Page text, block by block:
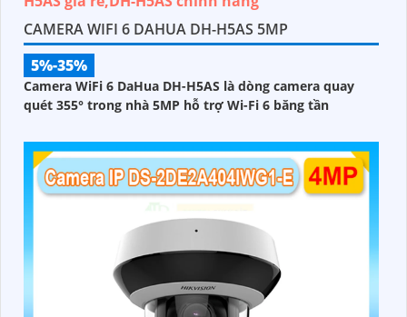
CAMERA WIFI 6 DAHUA DH-H5AS 5MP
5%-35%
Camera WiFi 6 DaHua DH-H5AS là dòng camera quay
quét 355° trong nhà 5MP hỗ trợ Wi-Fi 6 băng tần